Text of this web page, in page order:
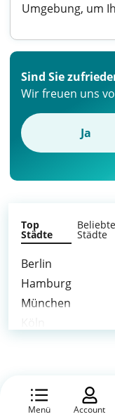
Umgebung, um
Menü Account
Sind Sie
Wir freuen uns
Ja
Top
Städte
Beliebte
Städte
Berlin
Hamburg
München
Leipzig